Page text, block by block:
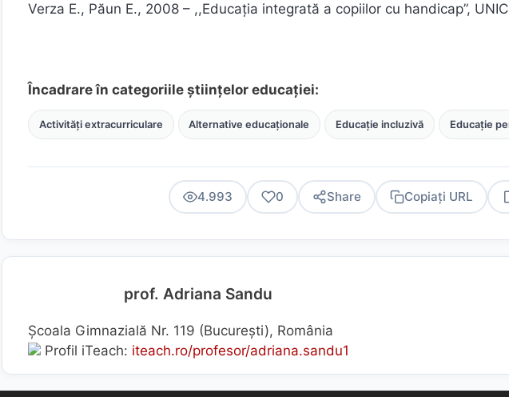
Verza E., Păun E., 2008 – ,,Educaţia integrată a copiilor cu handicap”,
Încadrare în categoriile științelor educației:
Activități extracurriculare Alternative educaționale Educație incluzivă Educație
4.993 0 Share Copiați URL
prof. Adriana Sandu
Școala Gimnazială Nr. 119 (Bucureşti), România
Profil iTeach: iteach.ro/profesor/adriana.sandu1